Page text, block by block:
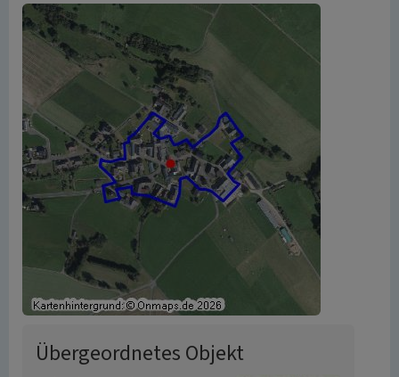
Übergeordnetes Objekt